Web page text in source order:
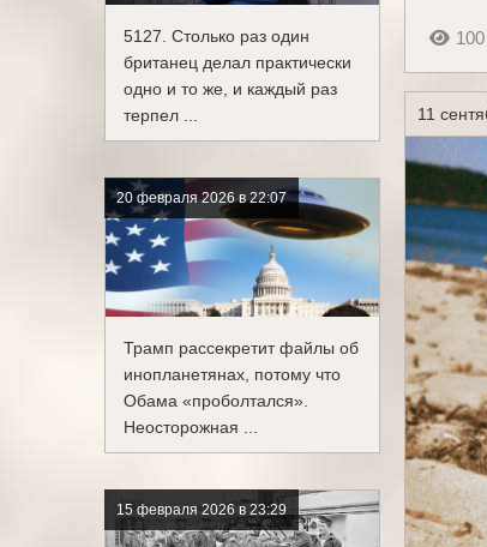
5127. Столько раз один
британец делал практически
одно и то же, и каждый раз
терпел ...
20 февраля 2026 в 22:07
Трамп рассекретит файлы об
инопланетянах, потому что
Обама «проболтался».
Неосторожная ...
15 февраля 2026 в 23:29
100
11